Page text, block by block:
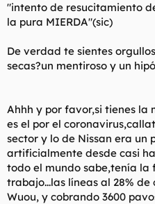
"intento de resucitamiento
la pura MIERDA"(sic)
De verdad te sientes
secas?un mentiroso y un
Ahhh y por favor,si tienes la
es el por el
sector y lo de Nissan era un
artificialmente desde casi
todo el mundo sabe,tenía
trabajo...las líneas al 28%
Wuou, y cobrando 3600